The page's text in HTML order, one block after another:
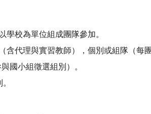
校為單位組成團隊參加。
代理與實習教師），個別或組隊（每
國小組徵選組別）。